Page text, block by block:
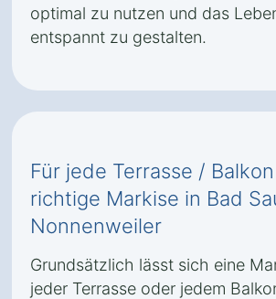
optimal zu nutzen und das
entspannt zu gestalten.
Für jede Terrasse /
richtige Markise in Bad
Nonnenweiler
Grundsätzlich lässt sich eine
jeder Terrasse oder jedem